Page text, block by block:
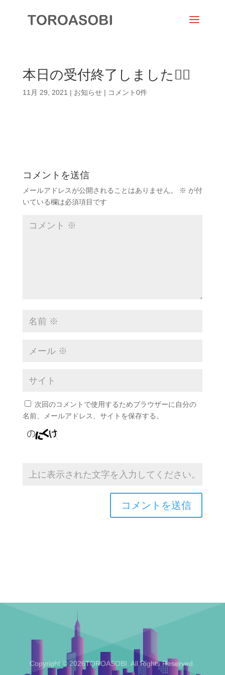
本日の受付終了しました🙇‍♀️
11月 29, 2021 | お知らせ| コメント0件
コメントを送信
メールアドレスが公開されることはありません。 ※ が付
いている欄は必須項目です
次回のコメントで使用するためブラウザーに自分の
名前、メールアドレス、サイトを保存する。
Copyright © 2026TOROASOBI. All Rights Reserved.